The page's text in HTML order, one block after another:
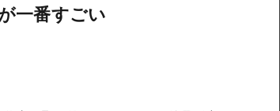
一番すごい